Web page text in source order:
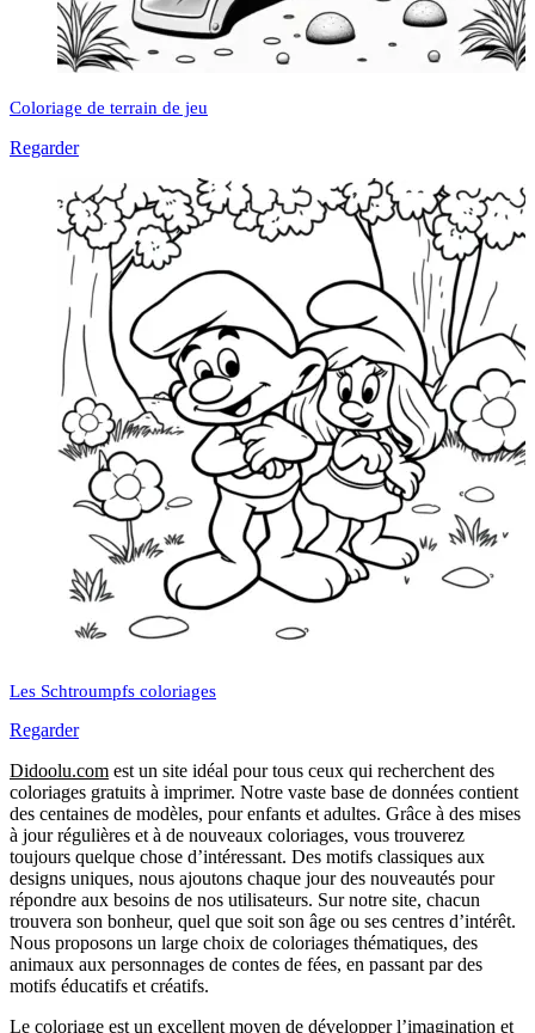
Coloriage de terrain de jeu
Regarder
Les Schtroumpfs coloriages
Regarder
Didoolu.com est un site idéal pour tous ceux qui recherchent des
coloriages gratuits à imprimer. Notre vaste base de données contient
des centaines de modèles, pour enfants et adultes. Grâce à des mises
à jour régulières et à de nouveaux coloriages, vous trouverez
toujours quelque chose d’intéressant. Des motifs classiques aux
designs uniques, nous ajoutons chaque jour des nouveautés pour
répondre aux besoins de nos utilisateurs. Sur notre site, chacun
trouvera son bonheur, quel que soit son âge ou ses centres d’intérêt.
Nous proposons un large choix de coloriages thématiques, des
animaux aux personnages de contes de fées, en passant par des
motifs éducatifs et créatifs.
Le coloriage est un excellent moyen de développer l’imagination et